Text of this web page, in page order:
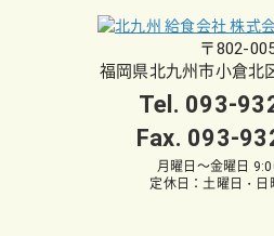
〒802-
福岡県北九州市小倉北
Tel. 093-
Fax. 093-
月曜日～金曜日
定休日：土曜日・日